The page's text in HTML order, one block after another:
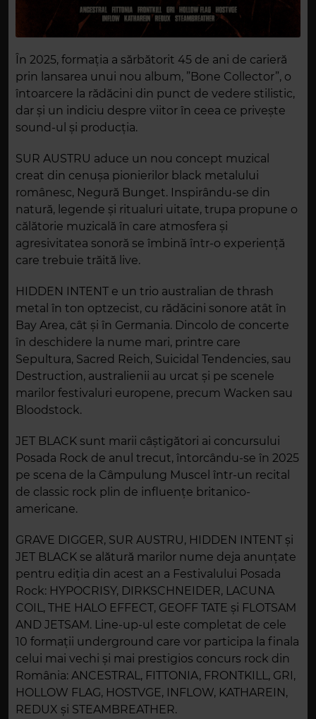
În 2025, formația a sărbătorit 45 de ani de carieră
prin lansarea unui nou album, ”Bone Collector”, o
întoarcere la rădăcini din punct de vedere stilistic,
dar și un indiciu despre viitor în ceea ce privește
sound-ul și producția.
SUR AUSTRU aduce un nou concept muzical
creat din cenușa pionierilor black metalului
românesc, Negură Bunget. Inspirându-se din
natură, legende și ritualuri uitate, trupa propune o
călătorie muzicală în care atmosfera și
agresivitatea sonoră se îmbină într-o experiență
care trebuie trăită live.
HIDDEN INTENT e un trio australian de thrash
metal în ton optzecist, cu rădăcini sonore atât în
Bay Area, cât și în Germania. Dincolo de concerte
în deschidere la nume mari, printre care
Sepultura, Sacred Reich, Suicidal Tendencies, sau
Destruction, australienii au urcat și pe scenele
marilor festivaluri europene, precum Wacken sau
Bloodstock.
JET BLACK sunt marii câștigători ai concursului
Posada Rock de anul trecut, întorcându-se în 2025
pe scena de la Câmpulung Muscel într-un recital
de classic rock plin de influențe britanico-
americane.
GRAVE DIGGER, SUR AUSTRU, HIDDEN INTENT și
JET BLACK se alătură marilor nume deja anunțate
pentru ediția din acest an a Festivalului Posada
Rock: HYPOCRISY, DIRKSCHNEIDER, LACUNA
COIL, THE HALO EFFECT, GEOFF TATE și FLOTSAM
AND JETSAM. Line-up-ul este completat de cele
10 formații underground care vor participa la finala
celui mai vechi și mai prestigios concurs rock din
România: ANCESTRAL, FITTONIA, FRONTKILL, GRI,
HOLLOW FLAG, HOSTVGE, INFLOW, KATHAREIN,
REDUX și STEAMBREATHER.